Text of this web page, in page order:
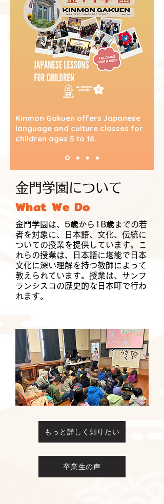
金門学園について
What We Do
金門学園は、5歳から18歳までの若
者を対象に、日本語、文化、伝統に
ついての授業を提供しています。こ
れらの授業は、日本語に堪能で日本
文化に深い理解を持つ教師によって
教えられています。授業は、サンフ
ランシスコの歴史的な日本町で行わ
れます。
もっと詳しく知りたい
卒業生の声
Kinmon Gakuen offers Japanese
language and culture classes for
children ages 5 to 18.